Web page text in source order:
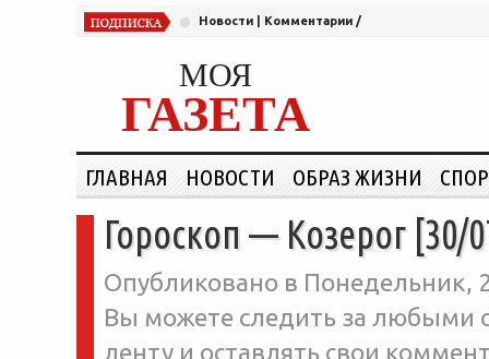
Новости Комментарии /
МОЯ
ГАЗЕТА
ГЛАВНАЯ НОВОСТИ ОБРАЗ ЖИЗНИ
Гороскоп — Козерог [30/
Опубликовано в Понедельник,
Вы можете следить за любыми
ленту и оставлять свои